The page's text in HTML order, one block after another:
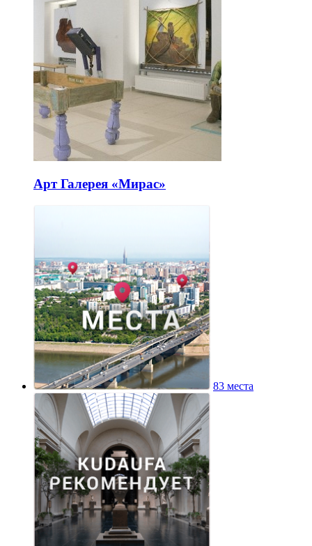
Арт Галерея «Мирас»
83 места